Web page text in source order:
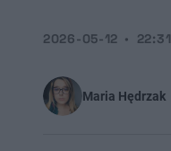
Maria Hędrzak
2026-05-12 22:31